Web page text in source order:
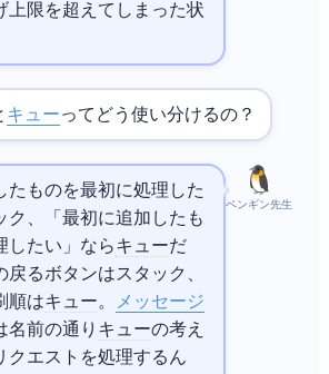
上限を超えてしまった状
キューってどう使い分けるの？
ペンギン先生
たものを最初に処理した
ク、「最初に追加したも
したい」ならキューだ
戻るボタンはスタック、
順はキュー。
メッセージ
名前の通り キューの考え
クエストを処理するん